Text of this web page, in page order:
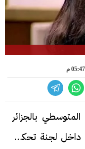
بالجزائر
لجنة تحكيم